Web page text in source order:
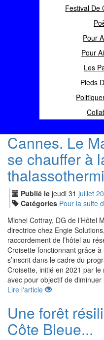
Festival De
Pour
Pour
Les
Pieds
Cannes. Le
se chauffer à
Publié le jeudi 31 juillet
Catégories Pour la suite
Michel Cottray, DG de l’Hôtel
directrice chez Engie
raccordement de l’hôtel au
Croisette fonctionnant grâce
s’inscrit dans le cadre du
Croisette, initié en 2021 par
avec pour objectif de diminuer
Lire l'article
Une forêt
Côte Bleue...